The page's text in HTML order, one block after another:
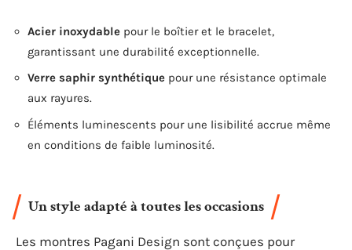
Acier inoxydable pour le boîtier et le bracelet,
garantissant une durabilité exceptionnelle.
Verre saphir synthétique pour une résistance optimale
aux rayures.
Éléments luminescents pour une lisibilité accrue même
en conditions de faible luminosité.
Un style adapté à toutes les occasions
Les montres Pagani Design sont conçues pour